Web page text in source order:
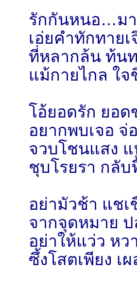
รักกันหนอ…มา
เอ่ยคำทักทาย
ที่หลากล้น ท้น
แม้กายไกล ใ
โอ้ยอดรัก ยอ
อยากพบเจอ จ่
จวบโชนแสง
ชุบโรยรา กลับ
อย่ามัวช้า แช
จากจุดหมาย ป
อย่าให้แว่ว หว
ซึ้งโสตเพียง เ